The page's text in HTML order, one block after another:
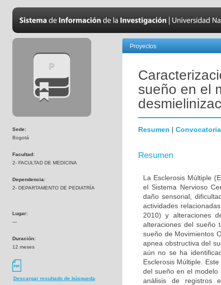
Sede:
Bogotá
Facultad:
2- FACULTAD DE MEDICINA
Dependencia:
2- DEPARTAMENTO DE PEDIATRÍA
Lugar:
---
Duración:
12 meses
Descargar resultado de búsqueda
Proyectos
sueño en el
Resumen | Convocatoria
Resumen
La Esclerosis Múltiple
el Sistema Nervioso
daño sensorial,
actividades
2010) y alteraciones
alteraciones del sueño
sueño de Movimientos
apnea obstructiva del
aún no se ha
Esclerosis Múltiple.
del sueño en el modelo
análisis de registros